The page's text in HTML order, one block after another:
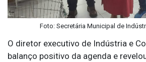
Foto: Secretária Municipal de
O diretor executivo de Indústria e
balanço positivo da agenda e